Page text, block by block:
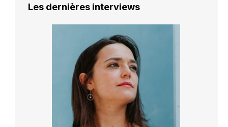
Les dernières interviews